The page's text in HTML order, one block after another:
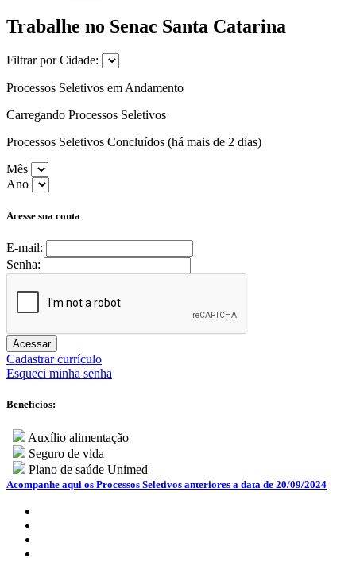
Trabalhe no Senac Santa Catarina
Filtrar por Cidade:
Processos Seletivos em Andamento
Carregando Processos Seletivos
Processos Seletivos Concluídos (há mais de 2 dias)
Mês
Ano
Acesse sua conta
E-mail:
Senha:
Acessar
Cadastrar currículo
Esqueci minha senha
Benefícios:
Auxílio alimentação
Seguro de vida
Plano de saúde Unimed
Acompanhe aqui os Processos Seletivos anteriores a data de 20/09/2024